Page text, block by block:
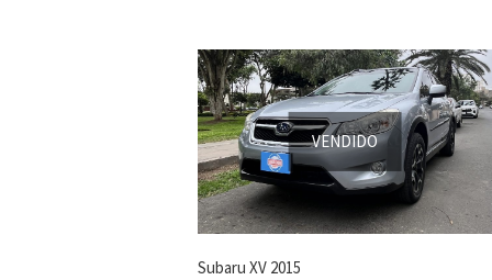
VENDIDO
Subaru XV 2015